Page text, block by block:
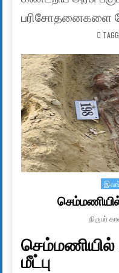
பரிசோதனைகளை
AUTHOR:
நிருபர்
மீட்பு